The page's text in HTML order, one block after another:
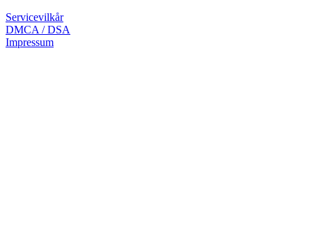
Servicevilkår
DMCA / DSA
Impressum